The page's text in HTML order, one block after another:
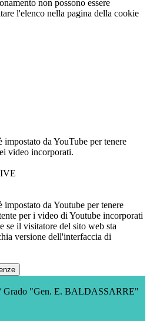
non possono essere
l'elenco nella pagina della cookie
impostato da YouTube per tenere
video incorporati.
impostato da Youtube per tenere
per i video di Youtube incorporati
se il visitatore del sito web sta
versione dell'interfaccia di
Grado "Gen. E. BALDASSARRE"